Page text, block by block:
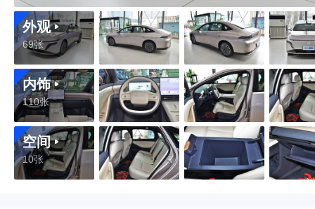
外观
69张
内饰
110张
空间
10张